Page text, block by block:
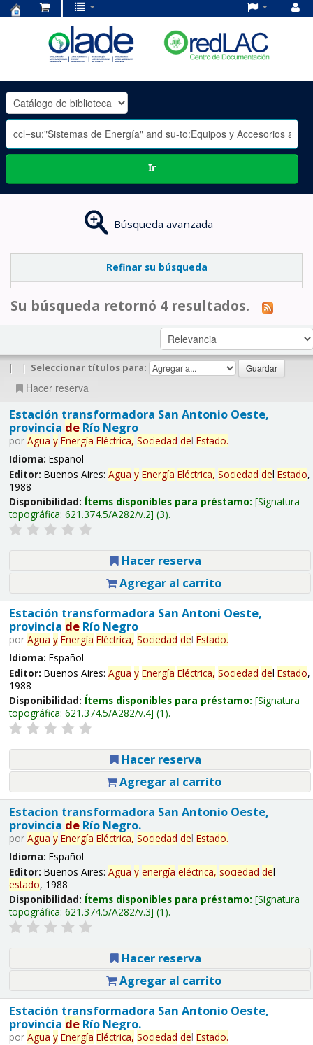
OLADE
-
Ir
Búsqueda avanzada
Refinar su búsqueda
Su búsqueda retornó 4 resultados.
| | Seleccionar títulos para:
Hacer reserva
Estación transformadora San Antonio Oeste,
provincia deRío Negro
por Agua y Energía Eléctrica, Sociedad del Estado.
Idioma: Español
Editor: Buenos Aires: Agua y Energía Eléctrica, Sociedad del Estado,
1988
Disponibilidad: Ítems disponibles para préstamo: Signatura
topográfica: 621.374.5/A282/v.2 (3).
Hacer reserva
Agregar al carrito
Estación transformadora San Antoni Oeste,
provincia deRío Negro
por Agua y Energía Eléctrica, Sociedad del Estado.
Idioma: Español
Editor: Buenos Aires: Agua y Energía Eléctrica, Sociedad del Estado,
1988
Disponibilidad: Ítems disponibles para préstamo: Signatura
topográfica: 621.374.5/A282/v.4 (1).
Hacer reserva
Agregar al carrito
Estacion transformadora San Antonio Oeste,
provincia deRío Negro.
por Agua y Energía Eléctrica, Sociedad del Estado.
Idioma: Español
Editor: Buenos Aires: Agua y energía eléctrica, sociedad del
estado, 1988
Disponibilidad: Ítems disponibles para préstamo: Signatura
topográfica: 621.374.5/A282/v.3 (1).
Hacer reserva
Agregar al carrito
Estación transformadora San Antonio Oeste,
provincia deRío Negro.
por Agua y Energía Eléctrica, Sociedad del Estado.